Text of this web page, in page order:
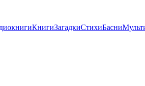
КнигиЗагадкиСтихиБасни